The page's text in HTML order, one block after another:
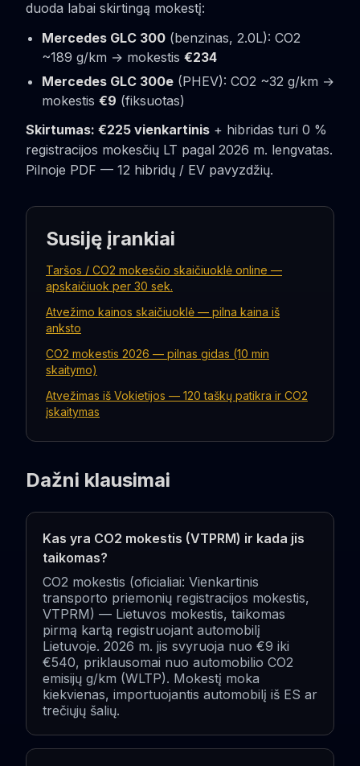
duoda labai skirtingą mokestį:
Mercedes GLC 300 (benzinas, 2.0L): CO2
~189 g/km → mokestis €234
Mercedes GLC 300e (PHEV): CO2 ~32 g/km →
mokestis €9 (fiksuotas)
Skirtumas: €225 vienkartinis + hibridas turi 0 %
registracijos mokesčių LT pagal 2026 m. lengvatas.
Pilnoje PDF — 12 hibridų / EV pavyzdžių.
Susiję įrankiai
Taršos / CO2 mokesčio skaičiuoklė online —
apskaičiuok per 30 sek.
Atvežimo kainos skaičiuoklė — pilna kaina iš
anksto
CO2 mokestis 2026 — pilnas gidas (10 min
skaitymo)
Atvežimas iš Vokietijos — 120 taškų patikra ir CO2
įskaitymas
Dažni klausimai
Kas yra CO2 mokestis (VTPRM) ir kada jis
taikomas?
CO2 mokestis (oficialiai: Vienkartinis
transporto priemonių registracijos mokestis,
VTPRM) — Lietuvos mokestis, taikomas
pirmą kartą registruojant automobilį
Lietuvoje. 2026 m. jis svyruoja nuo €9 iki
€540, priklausomai nuo automobilio CO2
emisijų g/km (WLTP). Mokestį moka
kiekvienas, importuojantis automobilį iš ES ar
trečiųjų šalių.